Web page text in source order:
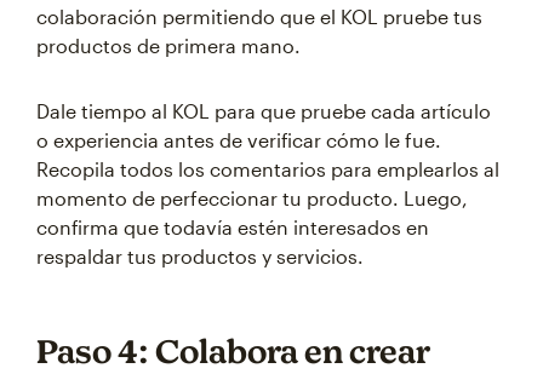
colaboración permitiendo que el KOL pruebe tus
productos de primera mano.
Dale tiempo al KOL para que pruebe cada artículo
o experiencia antes de verificar cómo le fue.
Recopila todos los comentarios para emplearlos al
momento de perfeccionar tu producto. Luego,
confirma que todavía estén interesados en
respaldar tus productos y servicios.
Paso 4: Colabora en crear